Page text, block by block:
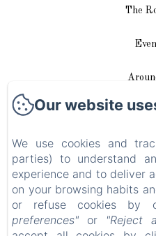
The
Access /
Plan
Legal
Our website
We use cookies and
parties) to understand
experience and to deliver
on your browsing habits
or refuse cookies by
preferences" or "Reject